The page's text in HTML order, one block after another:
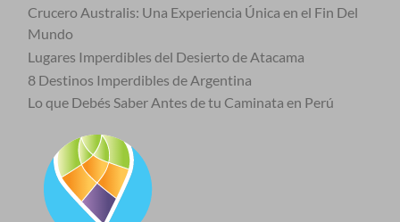
Crucero Australis: Una Experiencia Única en el Fin Del
Mundo
Lugares Imperdibles del Desierto de Atacama
8 Destinos Imperdibles de Argentina
Lo que Debés Saber Antes de tu Caminata en Perú